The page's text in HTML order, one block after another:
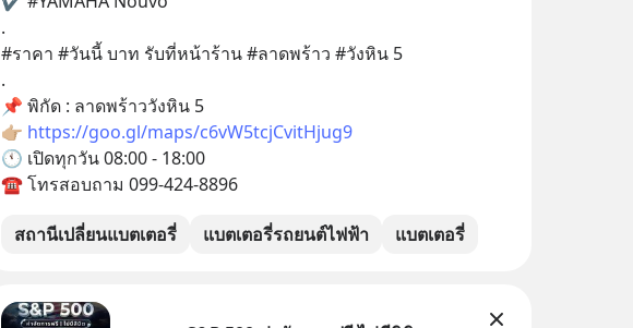
.
#ราคา #วันนี้ บาท รับที่หน้าร้าน #ลาดพร้าว #วังหิน 5
.
📌 พิกัด : ลาดพร้าววังหิน 5
👉🏼 https://goo.gl/maps/c6vW5tcjCvitHjug9
🕚 เปิดทุกวัน 08:00 - 18:00
☎ โทรสอบถาม 099-424-8896
สถานีเปลี่ยนแบตเตอรี่ แบตเตอรี่รถยนต์ไฟฟ้า แบตเตอรี่